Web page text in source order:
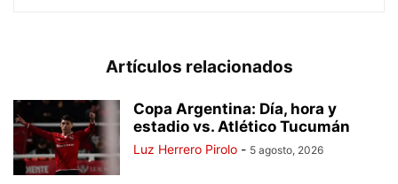
Artículos relacionados
Copa Argentina: Día, hora y
estadio vs. Atlético Tucumán
Luz Herrero Pirolo - 5 agosto, 2026